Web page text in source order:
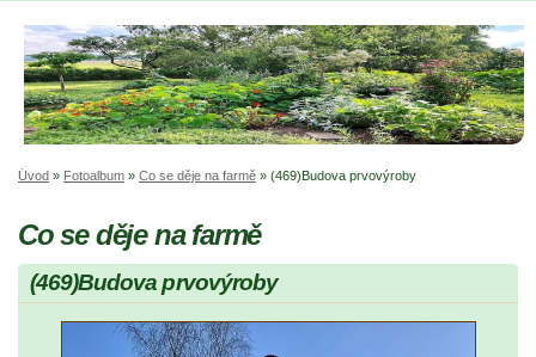
Úvod » Fotoalbum » Co se děje na farmě » (469)Budova prvovýroby
Co se děje na farmě
(469)Budova prvovýroby